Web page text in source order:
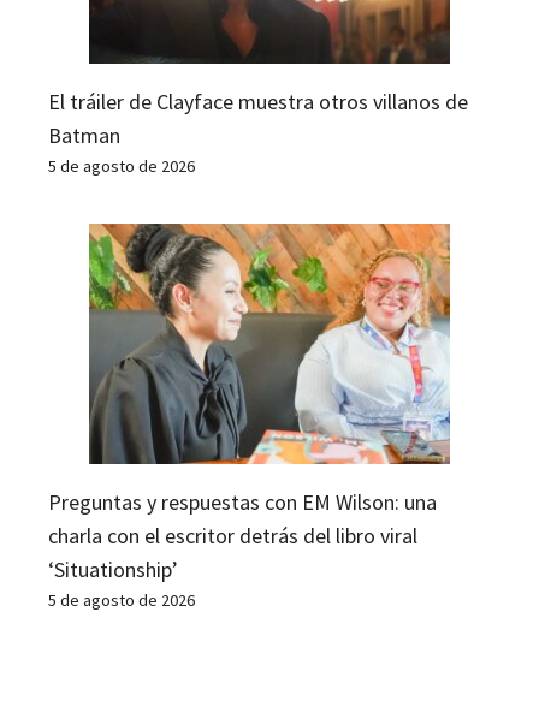
El tráiler de Clayface muestra otros villanos de
Batman
5 de agosto de 2026
Preguntas y respuestas con EM Wilson: una
charla con el escritor detrás del libro viral
‘Situationship’
5 de agosto de 2026